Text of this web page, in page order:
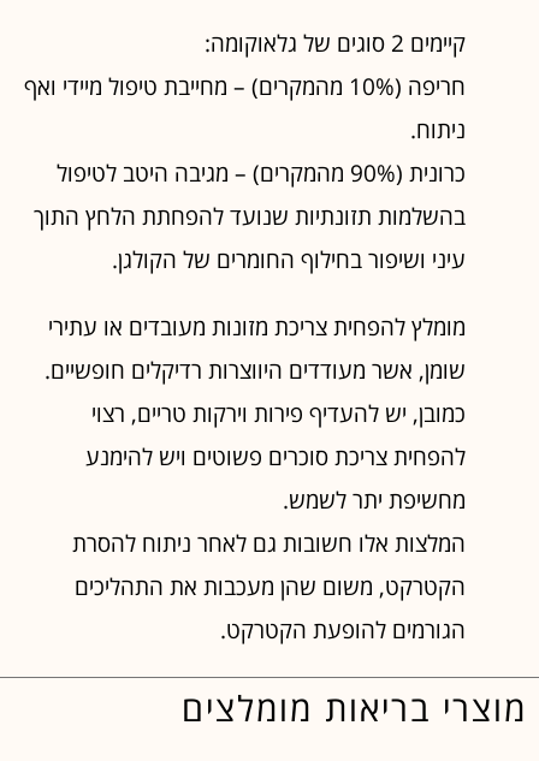
קיימים 2 סוגים של גלאוקומה:
חריפה (10% מהמקרים) – מחייבת טיפול מיידי ואף
ניתוח.
כרונית (90% מהמקרים) – מגיבה היטב לטיפול
בהשלמות תזונתיות שנועד להפחתת הלחץ התוך
עיני ושיפור בחילוף החומרים של הקולגן.
מומלץ להפחית צריכת מזונות מעובדים או עתירי
שומן, אשר מעודדים היווצרות רדיקלים חופשיים.
כמובן, יש להעדיף פירות וירקות טריים, רצוי
להפחית צריכת סוכרים פשוטים ויש להימנע
מחשיפת יתר לשמש.
המלצות אלו חשובות גם לאחר ניתוח להסרת
הקטרקט, משום שהן מעכבות את התהליכים
הגורמים להופעת הקטרקט.
מוצרי בריאות מומלצים